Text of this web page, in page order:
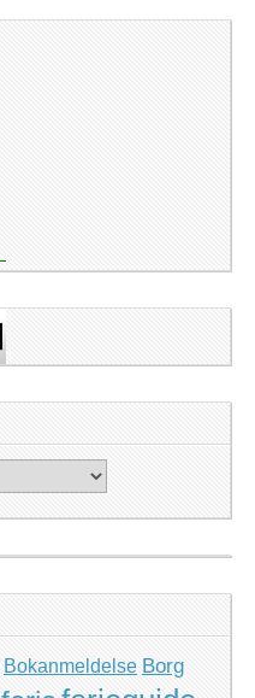
Bokanmeldelse Borg